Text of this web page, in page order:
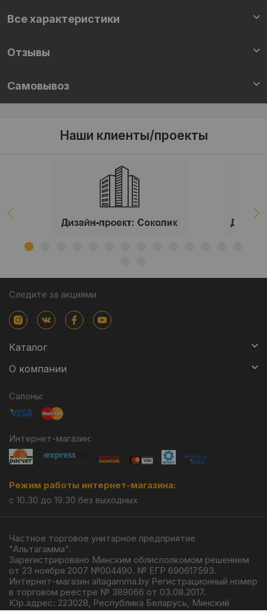
Все характеристики
Отзывы
Самовывоз
Наши клиенты/проекты
Следите за акциями
Каталог
О компании
Салоны:
Интернет-магазин:
Режим работы интернет-магазина:
с 10.30 до 19.30 без выходных
Частное торговое унитарное предприятие
"Альтагамма".
Зарегистрировано Минским облисполкомом решением
от 23 ноября 2007 №004490. № ЕГР 690617593.
Интернет-магазин altagamma.by Регистрационный номер
в торговом реестре № 389066 от 03.08.2017.
Юр.адрес: 223028, Республика Беларусь, Минский